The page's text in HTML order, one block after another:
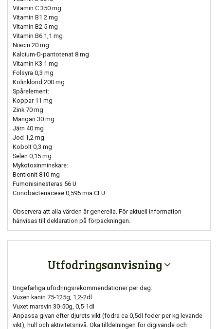
Vitamin C 350 mg
Vitamin B1 2 mg
Vitamin B2 5 mg
Vitamin B6 1,1 mg
Niacin 20 mg
Kalcium-D-pantotenat 8 mg
Vitamin K3 1 mg
Folsyra 0,3 mg
Kolinklorid 200 mg
Spårelement:
Koppar 11 mg
Zink 70 mg
Mangan 30 mg
Järn 40 mg
Jod 1,2 mg
Kobolt 0,3 mg
Selen 0,15 mg
Mykotoxinminskare:
Bentionit 810 mg
Fumonisinesteras 56 U
Coriobacteriaceae 0,595 mia CFU
Observera att alla värden är generella. För aktuell information
hänvisas till deklaration på förpackningen.
Utfodringsanvisning
Ungefärliga ufodringsrekommendationer per dag:
Vuxen kanin 75-125g, 1,2-2dl
Vuxet marsvin 30-50g, 0,5-1dl
Anpassa givan efter djurets vikt (fodra ca 0,5dl foder per kg levande
vikt), hull och aktivitetsnivå. Öka tilldelningen för digivande och